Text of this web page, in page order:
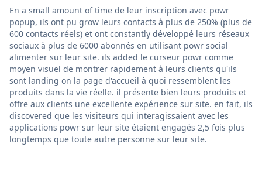
En a small amount of time de leur inscription avec powr
popup, ils ont pu grow leurs contacts à plus de 250% (plus de
600 contacts réels) et ont constantly développé leurs réseaux
sociaux à plus de 6000 abonnés en utilisant powr social
alimenter sur leur site. ils added le curseur powr comme
moyen visuel de montrer rapidement à leurs clients qu'ils
sont landing on la page d'accueil à quoi ressemblent les
produits dans la vie réelle. il présente bien leurs produits et
offre aux clients une excellente expérience sur site. en fait, ils
discovered que les visiteurs qui interagissaient avec les
applications powr sur leur site étaient engagés 2,5 fois plus
longtemps que toute autre personne sur leur site.